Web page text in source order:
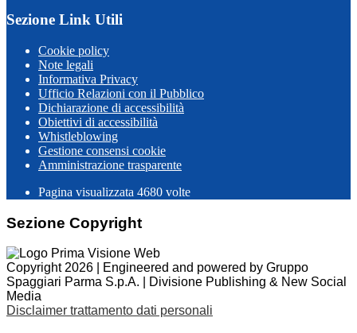
Sezione Link Utili
Cookie policy
Note legali
Informativa Privacy
Ufficio Relazioni con il Pubblico
Dichiarazione di accessibilità
Obiettivi di accessibilità
Whistleblowing
Gestione consensi cookie
Amministrazione trasparente
Pagina visualizzata 4680 volte
Sezione Copyright
Copyright 2026 | Engineered and powered by Gruppo
Spaggiari Parma S.p.A. | Divisione Publishing & New Social
Media
Disclaimer trattamento dati personali